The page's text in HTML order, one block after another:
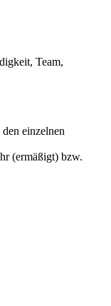
Team,
einzelnen
(ermäßigt) bzw.